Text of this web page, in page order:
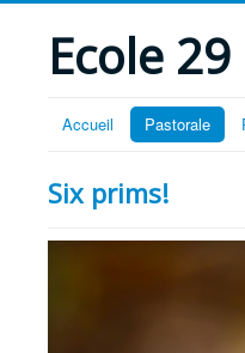
Ecole 29
Accueil Pastorale
Six prims!